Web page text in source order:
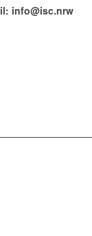
info@isc.nrw